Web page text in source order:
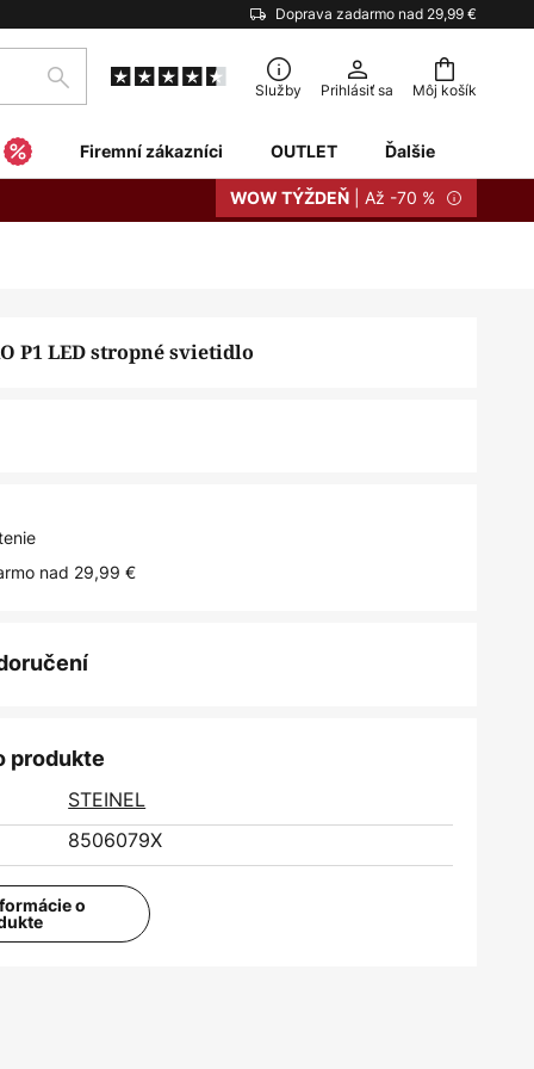
Doprava zadarmo nad 29,99 €
Môj košík
Hľadať Služby Prihlásiť sa
Firemní zákazníci OUTLET Ďalšie
WOW TÝŽDEŇ | Až -70 %
P1 LED stropné svietidlo
nad 29,99 €
produkte
STEINEL
8506079X
o